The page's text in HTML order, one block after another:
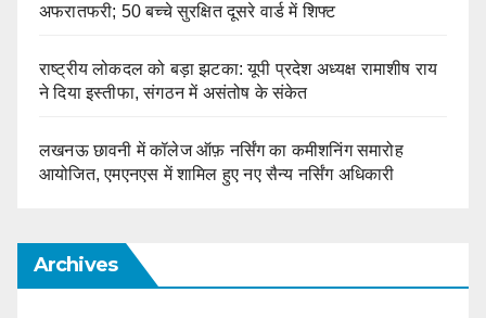
अफरातफरी; 50 बच्चे सुरक्षित दूसरे वार्ड में शिफ्ट
राष्ट्रीय लोकदल को बड़ा झटका: यूपी प्रदेश अध्यक्ष रामाशीष राय
ने दिया इस्तीफा, संगठन में असंतोष के संकेत
लखनऊ छावनी में कॉलेज ऑफ़ नर्सिंग का कमीशनिंग समारोह
आयोजित, एमएनएस में शामिल हुए नए सैन्य नर्सिंग अधिकारी
Archives